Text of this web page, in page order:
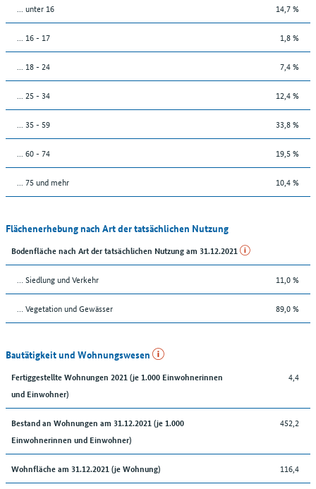
... unter 16 14,7 %
... 16 - 17 1,8 %
... 18 - 24 7,4 %
... 25 - 34 12,4 %
... 35 - 59 33,8 %
... 60 - 74 19,5 %
... 75 und mehr 10,4 %
Flächenerhebung nach Art der tatsächlichen Nutzung
Bodenfläche nach Art der tatsächlichen Nutzung am 31.12.2021
… Siedlung und Verkehr 11,0 %
… Vegetation und Gewässer 89,0 %
Bautätigkeit und Wohnungswesen
Fertiggestellte Wohnungen 2021 (je 1.000 Einwohnerinnen
und Einwohner)
4,4
Bestand an Wohnungen am 31.12.2021 (je 1.000
Einwohnerinnen und Einwohner)
452,2
Wohnfläche am 31.12.2021 (je Wohnung) 116,4